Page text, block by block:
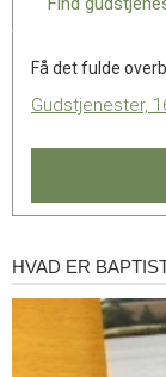
Få det fulde
Gudstjenester,
Hvad
er
HVAD ER